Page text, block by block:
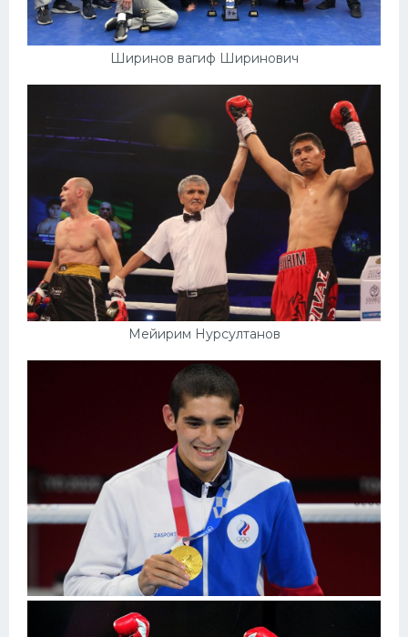
Ширинов вагиф Ширинович
Мейирим Нурсултанов